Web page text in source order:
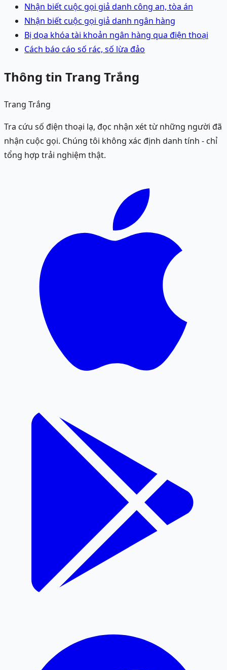
Nhận biết cuộc gọi giả danh công an, tòa án
Nhận biết cuộc gọi giả danh ngân hàng
Bị dọa khóa tài khoản ngân hàng qua điện thoại
Cách báo cáo số rác, số lừa đảo
Thông tin Trang Trắng
Trang Trắng
Tra cứu số điện thoại lạ, đọc nhận xét từ những người đã
nhận cuộc gọi. Chúng tôi không xác định danh tính - chỉ
tổng hợp trải nghiệm thật.